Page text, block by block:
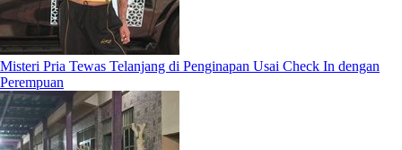
Misteri Pria Tewas Telanjang di Penginapan Usai Check In dengan
Perempuan